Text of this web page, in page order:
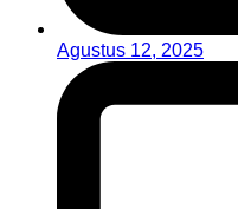
Agustus 12, 2025